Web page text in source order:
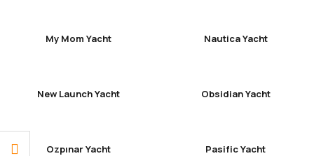
My Mom Yacht Nautica Yacht
New Launch Yacht Obsidian Yacht
Ozpınar Yacht Pasific Yacht